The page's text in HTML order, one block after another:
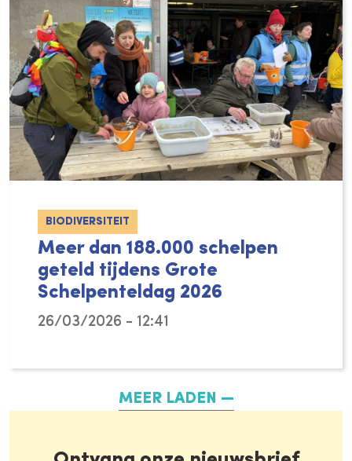
BIODIVERSITEIT
Meer dan 188.000 schelpen
geteld tijdens Grote
Schelpenteldag 2026
26/03/2026 - 12:41
MEER LADEN